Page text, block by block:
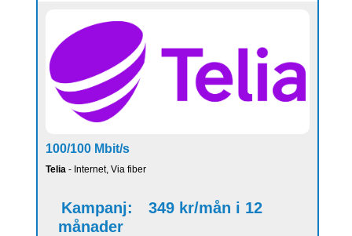
100/100 Mbit/s
Telia - Internet, Via fiber
Kampanj:
349 kr/mån i 12
månader